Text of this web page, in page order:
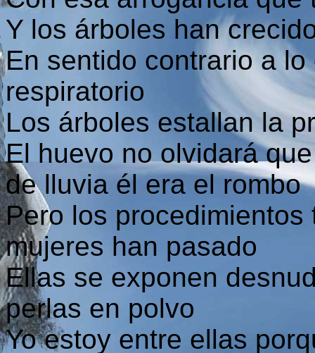
Y los árboles han
En sentido contrario a
respiratorio
Los árboles estallan la
El huevo no olvidará
de lluvia él era el rombo
Pero los
mujeres han pasado
Ellas se exponen
perlas en polvo
Yo estoy entre ellas